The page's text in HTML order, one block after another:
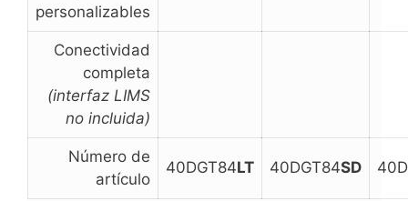
personalizables
Conectividad
completa
(interfaz LIMS
no incluida)
Número de
artículo
40DGT84LT 40DGT84SD